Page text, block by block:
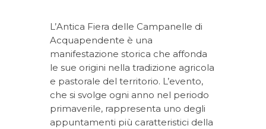
L’Antica Fiera delle Campanelle di
Acquapendente è una
manifestazione storica che affonda
le sue origini nella tradizione agricola
e pastorale del territorio. L’evento,
che si svolge ogni anno nel periodo
primaverile, rappresenta uno degli
appuntamenti più caratteristici della